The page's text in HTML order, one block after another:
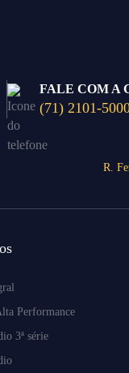
FALE COM A
(71) 2101-
R.
Performance
3ª série